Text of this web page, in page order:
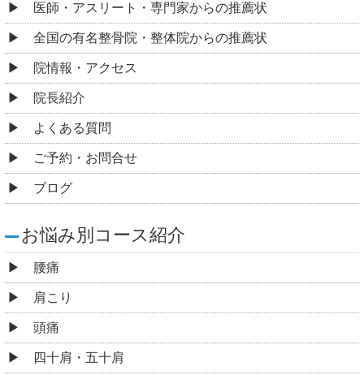
医師・アスリート・専門家からの推薦状
全国の有名整骨院・整体院からの推薦状
院情報・アクセス
院長紹介
よくある質問
ご予約・お問合せ
ブログ
お悩み別コース紹介
腰痛
肩こり
頭痛
四十肩・五十肩